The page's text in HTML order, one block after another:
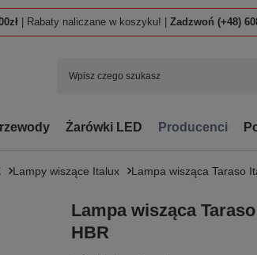
| Rabaty naliczane w koszyku! | Zadzwoń (+48)
Żarówki LED Producenci
Lampy wiszące Italux Lampa wisząca Taraso
Lampa wisząca
HBR